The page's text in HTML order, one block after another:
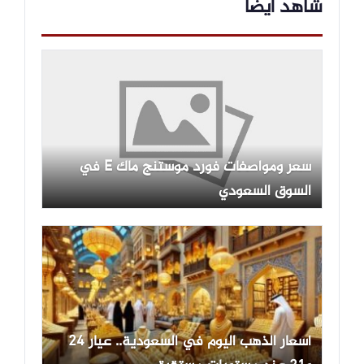
شاهد ايضاً
سعر ومواصفات فورد موستنج ماك E في
السوق السعودي
أسعار الذهب اليوم في السعودية.. عيار 24